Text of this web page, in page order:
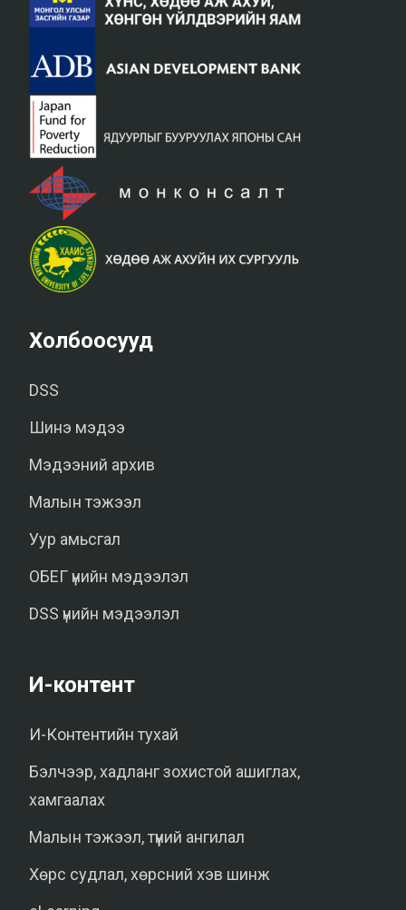
Холбоосууд
DSS
Шинэ мэдээ
Мэдээний архив
Малын тэжээл
Уур амьсгал
ОБЕГ үнийн мэдээлэл
DSS үнийн мэдээлэл
И-контент
И-Контентийн тухай
Бэлчээр, хадланг зохистой ашиглах,
хамгаалах
Малын тэжээл, түүний ангилал
Хөрс судлал, хөрсний хэв шинж